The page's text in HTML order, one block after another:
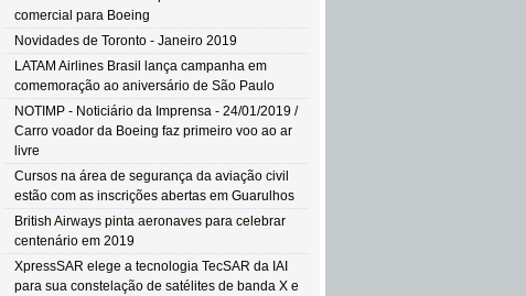
comercial para Boeing
Novidades de Toronto - Janeiro 2019
LATAM Airlines Brasil lança campanha em
comemoração ao aniversário de São Paulo
NOTIMP - Noticiário da Imprensa - 24/01/2019 /
Carro voador da Boeing faz primeiro voo ao ar
livre
Cursos na área de segurança da aviação civil
estão com as inscrições abertas em Guarulhos
British Airways pinta aeronaves para celebrar
centenário em 2019
XpressSAR elege a tecnologia TecSAR da IAI
para sua constelação de satélites de banda X e